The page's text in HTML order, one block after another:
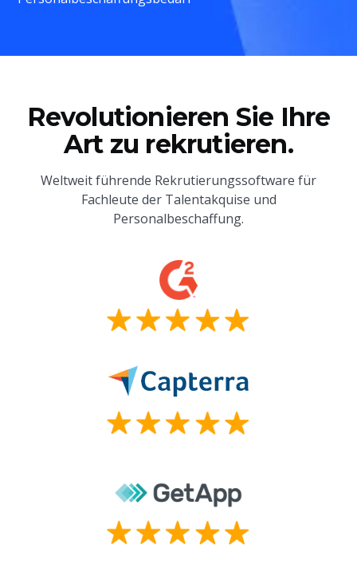
Revolutionieren Sie Ihre
Art zu rekrutieren.
Weltweit führende Rekrutierungssoftware für
Fachleute der Talentakquise und
Personalbeschaffung.